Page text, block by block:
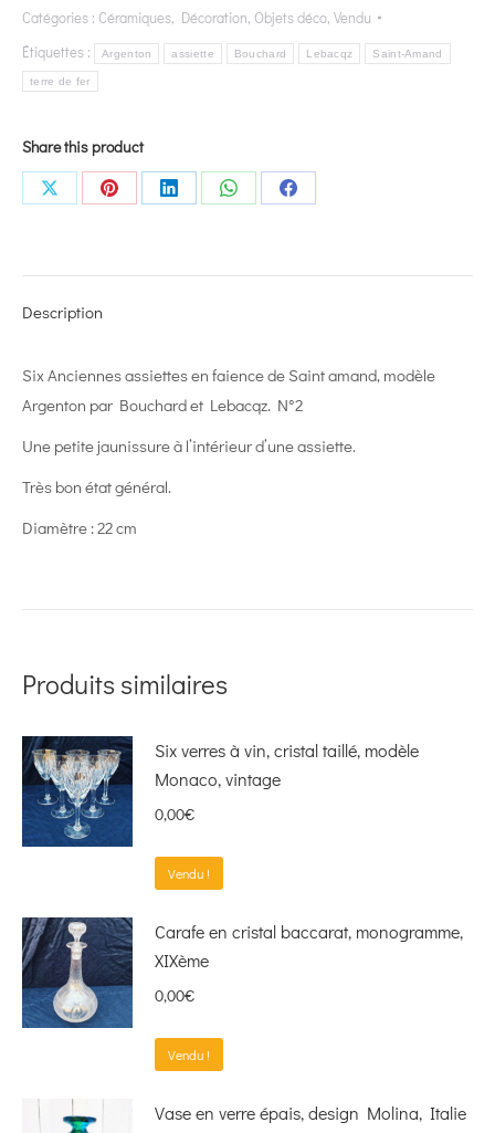
Catégories : Céramiques, Décoration, Objets déco, Vendu
Étiquettes :
Argenton assiette Bouchard Lebacqz Saint-Amand
terre de fer
Share this product
Share
Share
Share
Share
Share
Description
Six Anciennes assiettes en faience de Saint amand, modèle
Argenton par Bouchard et Lebacqz. N°2
Une petite jaunissure à l’intérieur d’une assiette.
Très bon état général.
Diamètre : 22 cm
Produits similaires
Six verres à vin, cristal taillé, modèle
Monaco, vintage
0,00€
Vendu !
Carafe en cristal baccarat, monogramme,
XIXème
0,00€
Vendu !
Vase en verre épais, design Molina, Italie